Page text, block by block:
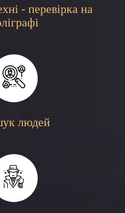
- перевірка на
людей